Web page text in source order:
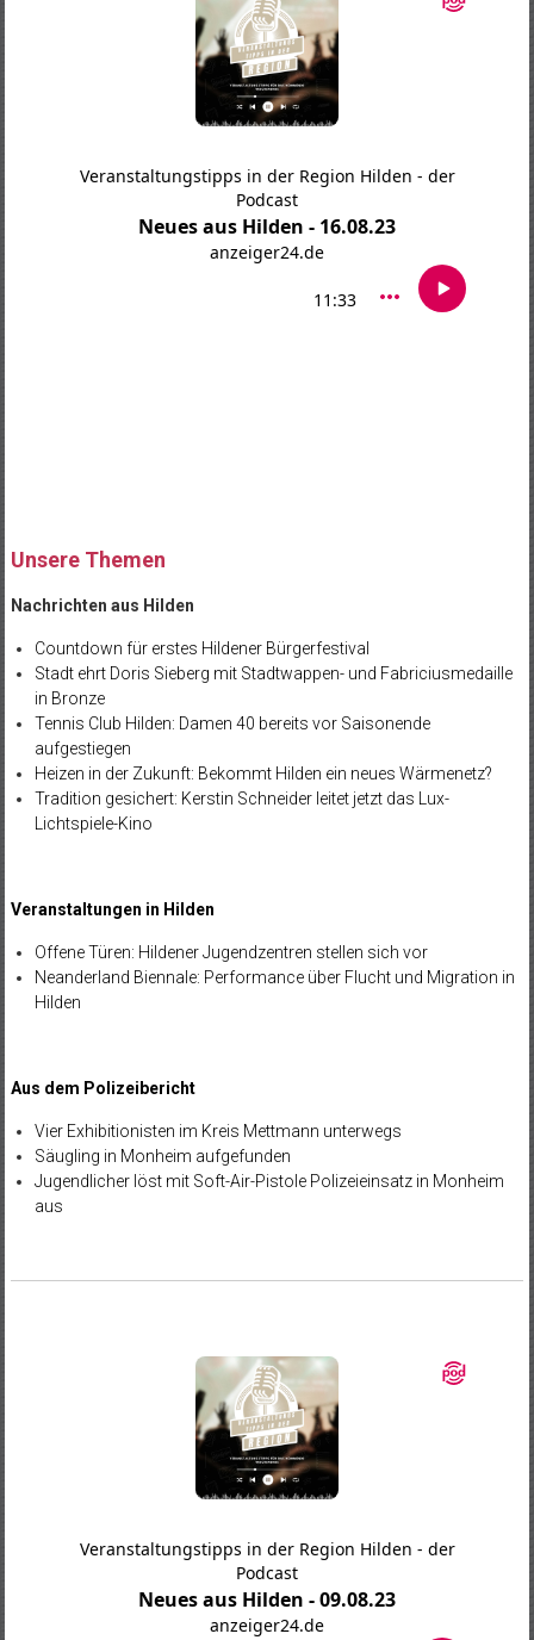
Unsere Themen
Nachrichten aus Hilden
Countdown für erstes Hildener Bürgerfestival
Stadt ehrt Doris Sieberg mit Stadtwappen- und Fabriciusmedaille
in Bronze
Tennis Club Hilden: Damen 40 bereits vor Saisonende
aufgestiegen
Heizen in der Zukunft: Bekommt Hilden ein neues Wärmenetz?
Tradition gesichert: Kerstin Schneider leitet jetzt das Lux-
Lichtspiele-Kino
Veranstaltungen in Hilden
Offene Türen: Hildener Jugendzentren stellen sich vor
Neanderland Biennale: Performance über Flucht und Migration in
Hilden
Aus dem Polizeibericht
Vier Exhibitionisten im Kreis Mettmann unterwegs
Säugling in Monheim aufgefunden
Jugendlicher löst mit Soft-Air-Pistole Polizeieinsatz in Monheim
aus